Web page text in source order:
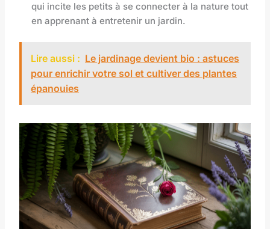
qui incite les petits à se connecter à la nature tout
en apprenant à entretenir un jardin.
Lire aussi : Le jardinage devient bio : astuces
pour enrichir votre sol et cultiver des plantes
épanouies